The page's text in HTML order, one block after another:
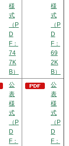
様
式
（P
D
F：
74
7K
B）
様
式
（P
D
F：
69
2K
B）
公
表
様
式
（P
D
F：
公
表
様
式
（P
D
F：